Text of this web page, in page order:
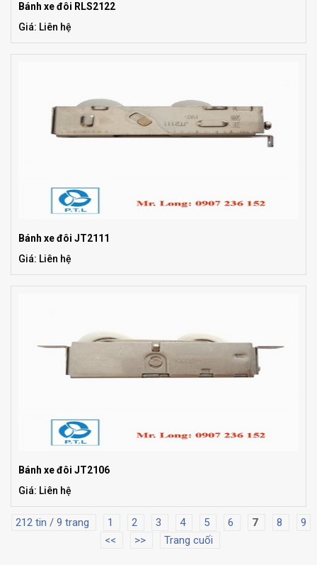
Bánh xe đôi RLS2122
Giá: Liên hệ
Bánh xe đôi JT2111
Giá: Liên hệ
Bánh xe đôi JT2106
Giá: Liên hệ
212 tin / 9 trang 1 2 3 4 5 6 7 8
9
<<
>> Trang cuối